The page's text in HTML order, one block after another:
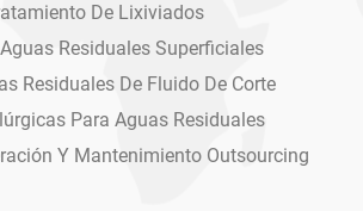
De Lixiviados
Residuales Superficiales
Residuales De Fluido De Corte
Para Aguas Residuales
Y Mantenimiento Outsourcing